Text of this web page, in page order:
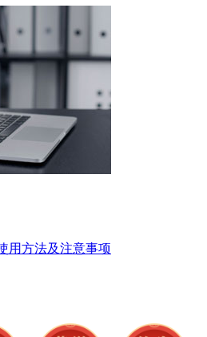
用方法及注意事项